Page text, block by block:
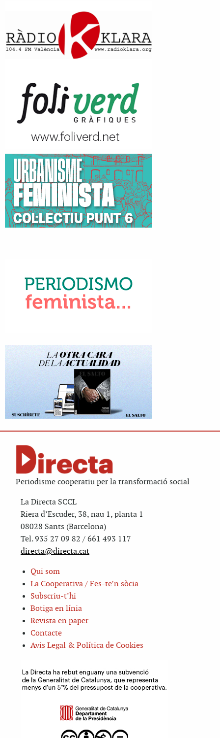
Periodisme cooperatiu per la transformació social
La Directa SCCL
Riera d’Escuder, 38, nau 1, planta 1
08028 Sants (Barcelona)
Tel. 935 27 09 82 / 661 493 117
directa@directa.cat
Qui som
La Cooperativa / Fes-te’n sòcia
Subscriu-t’hi
Botiga en línia
Revista en paper
Contacte
Avis Legal & Política de Cookies